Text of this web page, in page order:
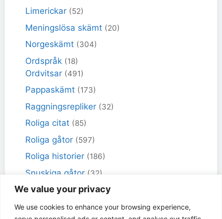
We value your privacy
We use cookies to enhance your browsing experience,
Limerickar (52)
Meningslösa skämt (20)
Norgeskämt (304)
Ordspråk (18)
Ordvitsar (491)
Pappaskämt (173)
Raggningsrepliker (32)
Roliga citat (85)
Roliga gåtor (597)
Roliga historier (186)
Snuskiga gåtor (32)
Snuskiga skämt(98)
Sportskämt (18)